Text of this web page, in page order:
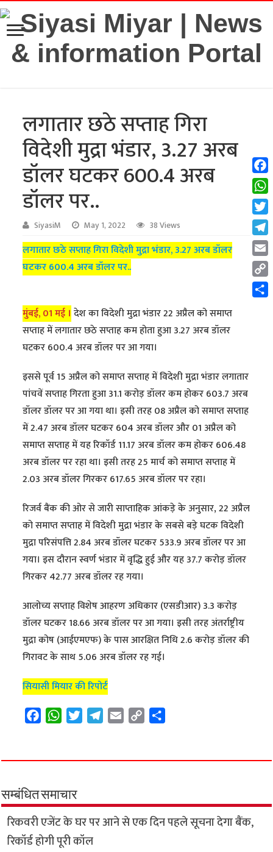
लगातार छठे सप्ताह गिरा
विदेशी मुद्रा भंडार, 3.27 अरब
डॉलर घटकर 600.4 अरब
डॉलर पर..
SiyasiM May 1, 2022 38 Views
लगातार छठे सप्ताह गिरा विदेशी मुद्रा भंडार, 3.27 अरब डॉलर
घटकर 600.4 अरब डॉलर पर..
मुंबई, 01 मई । देश का विदेशी मुद्रा भंडार 22 अप्रैल को समाप्त
सप्ताह में लगातार छठे सप्ताह कम होता हुआ 3.27 अरब डॉलर
घटकर 600.4 अरब डॉलर पर आ गया।
इससे पूर्व 15 अप्रैल को समाप्त सप्ताह में विदेशी मुद्रा भंडार लगातार
पांचवें सप्ताह गिरता हुआ 31.1 करोड़ डॉलर कम होकर 603.7 अरब
डॉलर डॉलर पर आ गया था। इसी तरह 08 अप्रैल को समाप्त सप्ताह
में 2.47 अरब डॉलर घटकर 604 अरब डॉलर और 01 अप्रैल को
समाप्त सप्ताह में यह रिकॉर्ड 11.17 अरब डॉलर कम होकर 606.48
अरब डॉलर पर रहा था। इसी तरह 25 मार्च को समाप्त सप्ताह में
2.03 अरब डॉलर गिरकर 617.65 अरब डॉलर पर रहा।
रिजर्व बैंक की ओर से जारी साप्ताहिक आंकड़े के अनुसार, 22 अप्रैल
को समाप्त सप्ताह में विदेशी मुद्रा भंडार के सबसे बड़े घटक विदेशी
मुद्रा परिसंपत्ति 2.84 अरब डॉलर घटकर 533.9 अरब डॉलर पर आ
गया। इस दौरान स्वर्ण भंडार में वृद्धि हुई और यह 37.7 करोड़ डॉलर
गिरकर 42.77 अरब डॉलर रह गया।
आलोच्य सप्ताह विशेष आहरण अधिकार (एसडीआर) 3.3 करोड़
डॉलर घटकर 18.66 अरब डॉलर पर आ गया। इसी तरह अंतर्राष्ट्रीय
मुद्रा कोष (आईएमएफ) के पास आरक्षित निधि 2.6 करोड़ डॉलर की
गिरावट के साथ 5.06 अरब डॉलर रह गई।
सियासी मियार की रिपोर्ट
e
o
o
k
W
t
A
p
p
t
r
e
a
m
i
y
n
k
r
सम्बंधित समाचार
रिकवरी एजेंट के घर पर आने से एक दिन पहले सूचना देगा बैंक,
रिकॉर्ड होगी पूरी कॉल
Copy
Link